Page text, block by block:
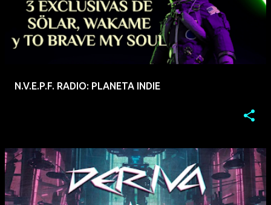
N.V.E.P.F. RADIO: PLANETA INDIE